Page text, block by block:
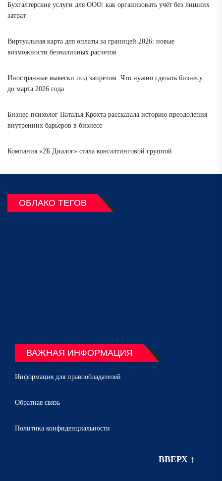
Бухгалтерские услуги для ООО: как организовать учёт без лишних
затрат
Виртуальная карта для оплаты за границей 2026: новые
возможности безналичных расчетов
Иностранные вывески под запретом: Что нужно сделать бизнесу
до марта 2026 года
Бизнес-психолог Наталья Крохта рассказала историю преодоления
внутренних барьеров в бизнесе
Компания «2Б Диалог» стала консалтинговой группой
ОБЛАКО ТЕГОВ
ВАЖНАЯ ИНФОРМАЦИЯ
Информация для правообладателей
Обратная связь
Политика конфиденциальности
ВВЕРХ ↑